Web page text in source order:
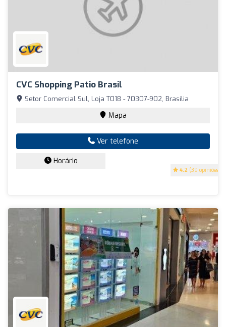
CVC Shopping Patio Brasil
4.2 (39 opiniões)
Setor Comercial Sul, Loja T018 - 70307-902, Brasília
Mapa
Ver telefone
Horário